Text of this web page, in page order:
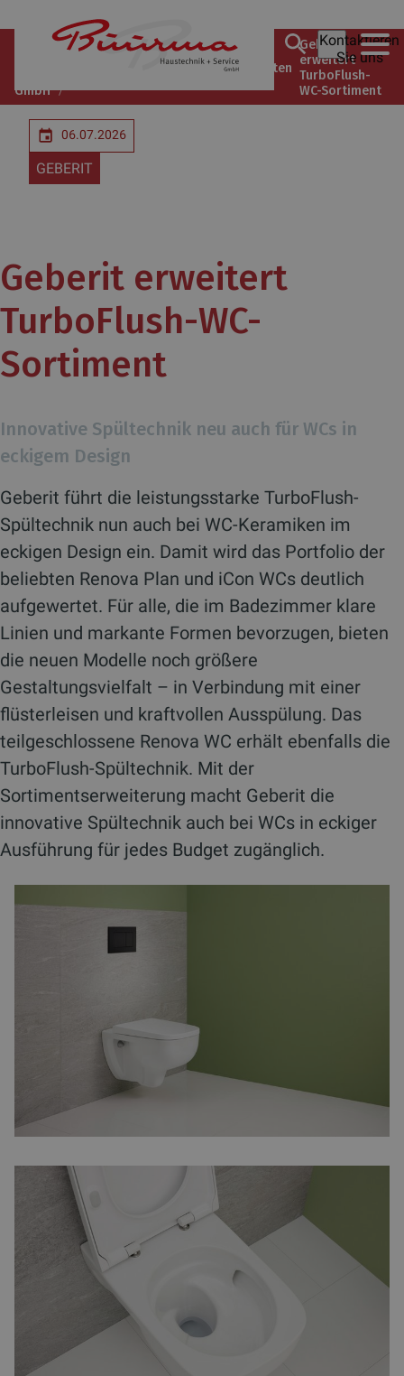
Kontaktieren
Sie uns
Büürma
GmbH
Unternehmen Unsere
Markenlieferanten
Geberit
erweitert
TurboFlush-
WC-Sortiment
06.07.2026
GEBERIT
Geberit erweitert
TurboFlush-WC-
Sortiment
Innovative Spültechnik neu auch für WCs in
eckigem Design
Geberit führt die leistungsstarke TurboFlush-
Spültechnik nun auch bei WC-Keramiken im
eckigen Design ein. Damit wird das Portfolio der
beliebten Renova Plan und iCon WCs deutlich
aufgewertet. Für alle, die im Badezimmer klare
Linien und markante Formen bevorzugen, bieten
die neuen Modelle noch größere
Gestaltungsvielfalt – in Verbindung mit einer
flüsterleisen und kraftvollen Ausspülung. Das
teilgeschlossene Renova WC erhält ebenfalls die
TurboFlush-Spültechnik. Mit der
Sortimentserweiterung macht Geberit die
innovative Spültechnik auch bei WCs in eckiger
Ausführung für jedes Budget zugänglich.